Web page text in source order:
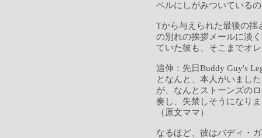
ベルにしがみついている
Tから与えられた最後の揺
の別れの挨拶メールに淡
ていた彼も、そこまでオ
追伸：先日Buddy Guy's
となんと、本人がいまし
が、なんとストーンズの
奏し、失禁しそうになり
（原文ママ）
なるほど、彼はバディ・